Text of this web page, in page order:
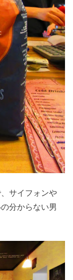
サイフォンや
分からない男